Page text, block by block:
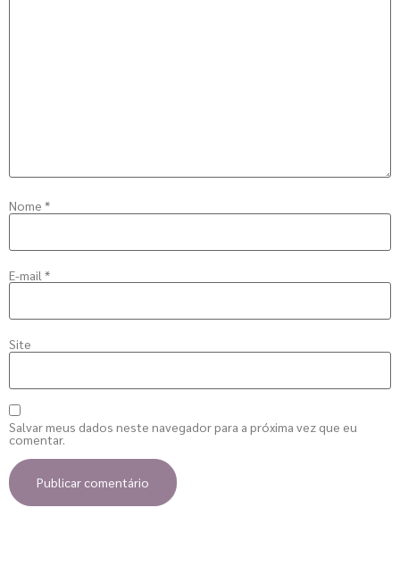
Nome *
E-mail *
Site
Salvar meus dados neste navegador para a próxima vez que eu
comentar.